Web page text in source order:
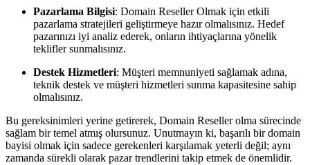
Pazarlama Bilgisi: Domain Reseller Olmak için etkili
pazarlama stratejileri geliştirmeye hazır olmalısınız. Hedef
pazarınızı iyi analiz ederek, onların ihtiyaçlarına yönelik
teklifler sunmalısınız.
Destek Hizmetleri: Müşteri memnuniyeti sağlamak adına,
teknik destek ve müşteri hizmetleri sunma kapasitesine sahip
olmalısınız.
Bu gereksinimleri yerine getirerek, Domain Reseller olma sürecinde
sağlam bir temel atmış olursunuz. Unutmayın ki, başarılı bir domain
bayisi olmak için sadece gerekenleri karşılamak yeterli değil; aynı
zamanda sürekli olarak pazar trendlerini takip etmek de önemlidir.